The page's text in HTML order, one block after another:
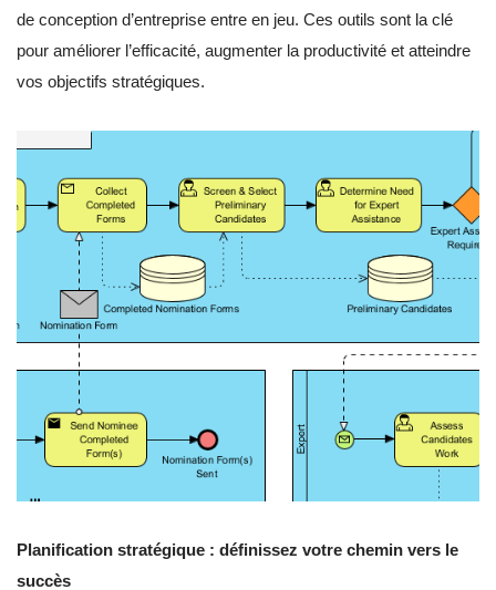
de conception d’entreprise entre en jeu. Ces outils sont la clé
pour améliorer l’efficacité, augmenter la productivité et atteindre
vos objectifs stratégiques.
Planification stratégique : définissez votre chemin vers le
succès